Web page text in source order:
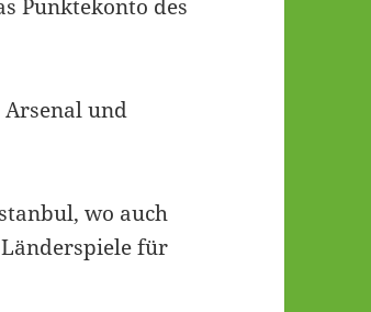
Punktekonto des
Arsenal und
wo auch
für